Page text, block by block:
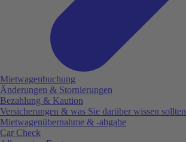
Mietwagenbuchung
Änderungen & Stornierungen
Bezahlung & Kaution
Versicherungen & was Sie darüber wissen sollten
Mietwagenübernahme & -abgabe
Car Check